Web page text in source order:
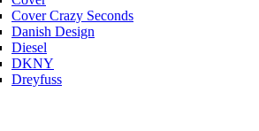
Cover Crazy Seconds
Danish Design
Diesel
DKNY
Dreyfuss